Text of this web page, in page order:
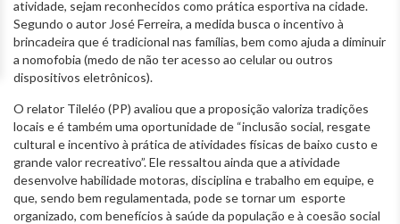
atividade, sejam reconhecidos como prática esportiva na cidade.
Segundo o autor José Ferreira, a medida busca o incentivo à
brincadeira que é tradicional nas famílias, bem como ajuda a diminuir
a nomofobia (medo de não ter acesso ao celular ou outros
dispositivos eletrônicos).
O relator Tileléo (PP) avaliou que a proposição valoriza tradições
locais e é também uma oportunidade de “inclusão social, resgate
cultural e incentivo à prática de atividades físicas de baixo custo e
grande valor recreativo”. Ele ressaltou ainda que a atividade
desenvolve habilidade motoras, disciplina e trabalho em equipe, e
que, sendo bem regulamentada, pode se tornar um esporte
organizado, com benefícios à saúde da população e à coesão social